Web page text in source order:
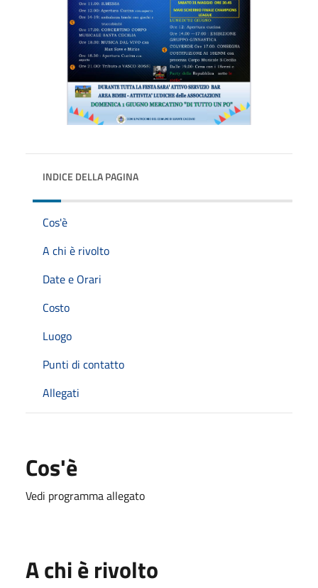
INDICE DELLA PAGINA
Cos'è
A chi è rivolto
Date e Orari
Costo
Luogo
Punti di contatto
Allegati
Cos'è
Vedi programma allegato
A chi è rivolto